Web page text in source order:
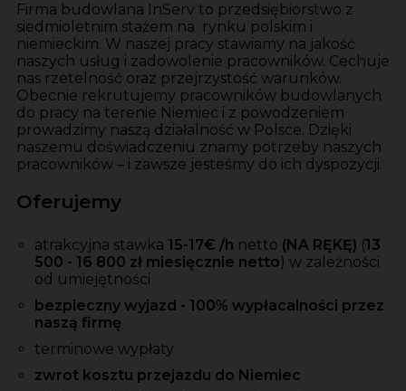
Firma budowlana InServ to przedsiębiorstwo z
siedmioletnim stażem na rynku polskim i
niemieckim. W naszej pracy stawiamy na jakość
naszych usług i zadowolenie pracowników. Cechuje
nas rzetelność oraz przejrzystość warunków.
Obecnie rekrutujemy pracowników budowlanych
do pracy na terenie Niemiec i z powodzeniem
prowadzimy naszą działalność w Polsce. Dzięki
naszemu doświadczeniu znamy potrzeby naszych
pracowników – i zawsze jesteśmy do ich dyspozycji.
Oferujemy
atrakcyjna stawka 15-17€ /h netto (NA RĘKĘ) (13
500 - 16 800 zł miesięcznie netto) w zależności
od umiejętności
bezpieczny wyjazd - 100% wypłacalności przez
naszą firmę
terminowe wypłaty
zwrot kosztu przejazdu do Niemiec